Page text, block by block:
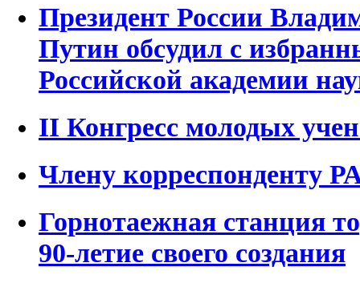
Президент России
Путин обсудил с
Российской академии
II Конгресс молодых
Члену корреспонденту
Горнотаежная станция
90-летие своего создания